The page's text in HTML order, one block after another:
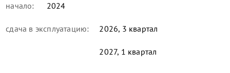
начало: 2024
сдача в эксплуатацию: 2026, 3 квартал
2027, 1 квартал